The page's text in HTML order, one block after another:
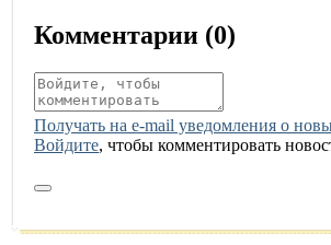
Комментарии (0)
Получать на e‑mail уведомления о
Войдите, чтобы комментировать